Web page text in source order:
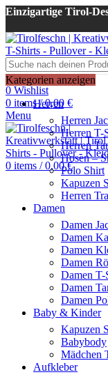
Einzigartige Tirol-
Login / Register
0 Wishlist
0 items / 0,00 €
Menu
0 items / 0,00€
Kategorien anzeigen
Herren
Herren
Herren T-
Herren
Hosen –
Polo Shirt
Kapuzen
Herren
Damen
Damen
Damen
Damen
Damen
Damen T-
Damen
Damen
Baby & Kinder
Kapuzen
Babybody
Mädchen
Aufkleber